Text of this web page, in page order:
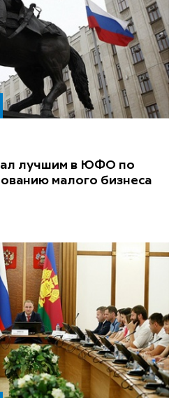
лучшим в ЮФО по
малого бизнеса